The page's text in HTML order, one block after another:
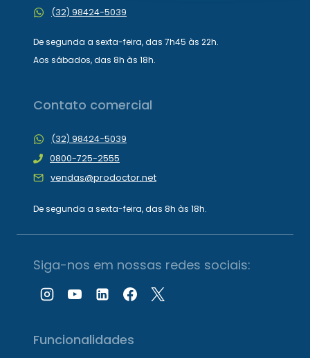
(32) 98424-5039
De segunda a sexta-feira, das 7h45 às 22h.
Aos sábados, das 8h às 18h.
Contato comercial
(32) 98424-5039
0800-725-2555
vendas@prodoctor.net
De segunda a sexta-feira, das 8h às 18h.
Siga-nos em nossas redes sociais:
Funcionalidades